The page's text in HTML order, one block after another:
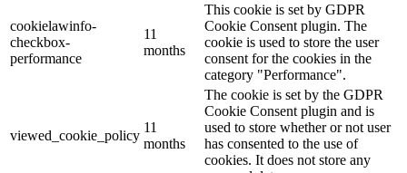
cookielawinfo-
checkbox-
performance
11
months
This cookie is set by GDPR
Cookie Consent plugin. The
cookie is used to store the user
consent for the cookies in the
category "Performance".
viewed_cookie_policy
11
months
The cookie is set by the GDPR
Cookie Consent plugin and is
used to store whether or not user
has consented to the use of
cookies. It does not store any